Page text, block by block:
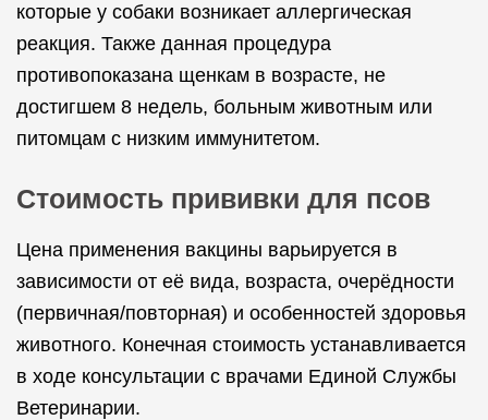
которые у собаки возникает аллергическая
реакция. Также данная процедура
противопоказана щенкам в возрасте, не
достигшем 8 недель, больным животным или
питомцам с низким иммунитетом.
Стоимость прививки для псов
Цена применения вакцины варьируется в
зависимости от её вида, возраста, очерёдности
(первичная/повторная) и особенностей здоровья
животного. Конечная стоимость устанавливается
в ходе консультации с врачами Единой Службы
Ветеринарии.